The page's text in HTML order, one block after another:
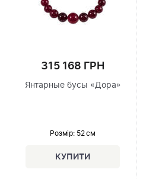
315 168 ГРН
Янтарные бусы «Дора»
Розмір: 52 см